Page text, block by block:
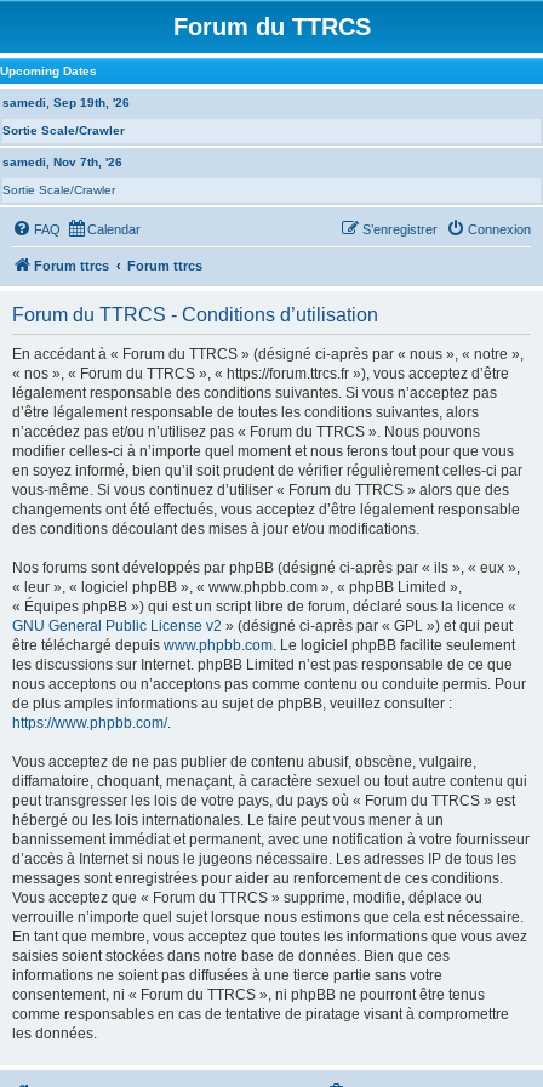
Forum du TTRCS
Upcoming Dates
samedi, Sep 19th, '26
Sortie Scale/Crawler
samedi, Nov 7th, '26
Sortie Scale/Crawler
FAQ Calendar Connexion
S’enregistrer
Forum ttrcs Forum ttrcs
Forum du TTRCS - Conditions d’utilisation
En accédant à « Forum du TTRCS » (désigné ci-après par « nous », « notre »,
« nos », « Forum du TTRCS », « https://forum.ttrcs.fr »), vous acceptez d’être
légalement responsable des conditions suivantes. Si vous n’acceptez pas
d’être légalement responsable de toutes les conditions suivantes, alors
n’accédez pas et/ou n’utilisez pas « Forum du TTRCS ». Nous pouvons
modifier celles-ci à n’importe quel moment et nous ferons tout pour que vous
en soyez informé, bien qu’il soit prudent de vérifier régulièrement celles-ci par
vous-même. Si vous continuez d’utiliser « Forum du TTRCS » alors que des
changements ont été effectués, vous acceptez d’être légalement responsable
des conditions découlant des mises à jour et/ou modifications.
Nos forums sont développés par phpBB (désigné ci-après par « ils », « eux »,
« leur », « logiciel phpBB », « www.phpbb.com », « phpBB Limited »,
« Équipes phpBB ») qui est un script libre de forum, déclaré sous la licence «
GNU General Public License v2 » (désigné ci-après par « GPL ») et qui peut
être téléchargé depuis www.phpbb.com. Le logiciel phpBB facilite seulement
les discussions sur Internet. phpBB Limited n’est pas responsable de ce que
nous acceptons ou n’acceptons pas comme contenu ou conduite permis. Pour
de plus amples informations au sujet de phpBB, veuillez consulter :
https://www.phpbb.com/.
Vous acceptez de ne pas publier de contenu abusif, obscène, vulgaire,
diffamatoire, choquant, menaçant, à caractère sexuel ou tout autre contenu qui
peut transgresser les lois de votre pays, du pays où « Forum du TTRCS » est
hébergé ou les lois internationales. Le faire peut vous mener à un
bannissement immédiat et permanent, avec une notification à votre fournisseur
d’accès à Internet si nous le jugeons nécessaire. Les adresses IP de tous les
messages sont enregistrées pour aider au renforcement de ces conditions.
Vous acceptez que « Forum du TTRCS » supprime, modifie, déplace ou
verrouille n’importe quel sujet lorsque nous estimons que cela est nécessaire.
En tant que membre, vous acceptez que toutes les informations que vous avez
saisies soient stockées dans notre base de données. Bien que ces
informations ne soient pas diffusées à une tierce partie sans votre
consentement, ni « Forum du TTRCS », ni phpBB ne pourront être tenus
comme responsables en cas de tentative de piratage visant à compromettre
les données.